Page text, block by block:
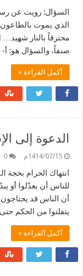
السؤال: رويت عن
الذي يموت
محترقاً بالنار
صنفاً، والسؤال هو:
أكمل القراءة »
الدعوة إلى
1414/07/15م 0
انتهاك الحرام
للناس أن يعدّلوا أو
أن الناس قد
يتفلتوا من الحكم
أكمل القراءة »